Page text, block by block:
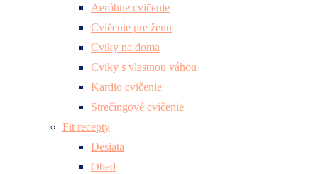
Aeróbne cvičenie
Cvičenie pre ženu
Cviky na doma
Cviky s vlastnou váhou
Kardio cvičenie
Strečingové cvičenie
Fit recepty
Desiata
Obed